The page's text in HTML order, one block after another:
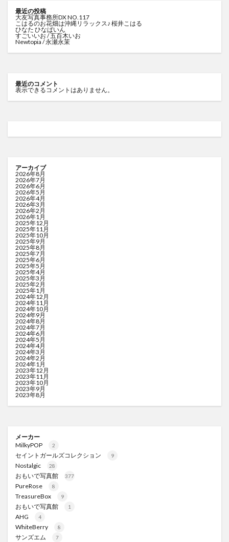
最近の投稿
大友写真事務所DX NO.117
こはるのお花畑は沖縄リラックス♪ 桜井こはる
ひなた ひなぱいん
すごいいお / 五百木いお
Newtopia / 永瀬永茉
最近のコメント
表示できるコメントはありません。
アーカイブ
2026年8月
2026年7月
2026年6月
2026年5月
2026年4月
2026年3月
2026年2月
2026年1月
2025年12月
2025年11月
2025年10月
2025年9月
2025年8月
2025年7月
2025年6月
2025年5月
2025年4月
2025年3月
2025年2月
2025年1月
2024年12月
2024年11月
2024年10月
2024年9月
2024年8月
2024年7月
2024年6月
2024年5月
2024年4月
2024年3月
2024年2月
2024年1月
2023年12月
2023年11月
2023年10月
2023年9月
2023年8月
メーカー
MilkyPOP
2
セイントガールズコレクション 9
Nostalgic 28
おもいで写真館 377
PureRose 8
TreasureBox 9
おもいで写真館 1
AHG 4
WhiteBerry 8
サンズエム 7